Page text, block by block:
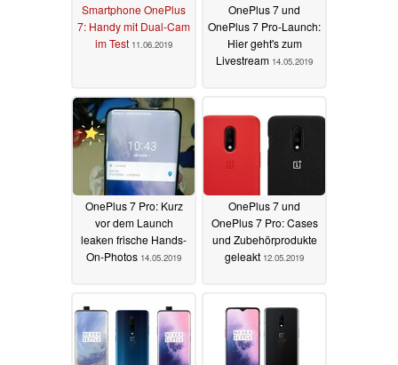
Smartphone OnePlus
7: Handy mit Dual-Cam
im Test 11.06.2019
OnePlus 7 und
OnePlus 7 Pro-Launch:
Hier geht's zum
Livestream 14.05.2019
OnePlus 7 Pro: Kurz
vor dem Launch
leaken frische Hands-
On-Photos 14.05.2019
OnePlus 7 und
OnePlus 7 Pro: Cases
und Zubehörprodukte
geleakt 12.05.2019